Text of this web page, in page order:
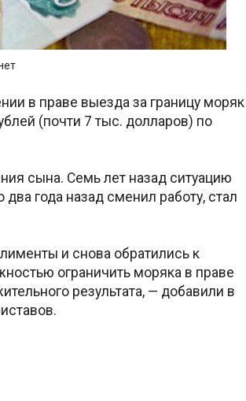
в праве выезда за границу моряк
(почти 7 тыс. долларов) по
сына. Семь лет назад ситуацию
года назад сменил работу, стал
и снова обратились к
ограничить моряка в праве
результата, — добавили в